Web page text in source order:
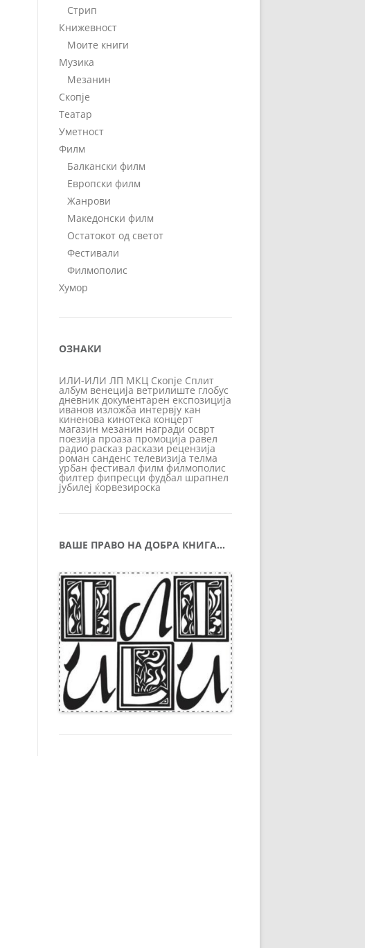
Стрип
Книжевност
Моите книги
Музика
Мезанин
Скопје
Театар
Уметност
Филм
Балкански филм
Европски филм
Жанрови
Македонски филм
Остатокот од светот
Фестивали
Филмополис
Хумор
ОЗНАКИ
ИЛИ-ИЛИ ЛП МКЦ Скопје Сплит
албум венеција ветрилиште глобус
дневник документарен експозиција
иванов изложба интервју кан
киненова кинотека концерт
магазин мезанин награди осврт
поезија проаза промоција равел
радио расказ раскази рецензија
роман санденс телевизија телма
урбан фестивал филм филмополис
филтер фипресци фудбал шрапнел
јубилеј ќорвезироска
ВАШЕ ПРАВО НА ДОБРА КНИГА…